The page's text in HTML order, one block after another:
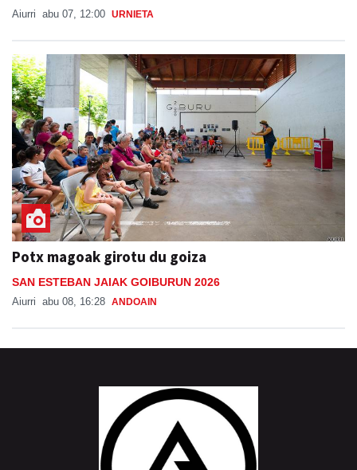
Aiurri abu 07, 12:00 URNIETA
Potx magoak girotu du goiza
SAN ESTEBAN JAIAK GOIBURUN 2026
Aiurri abu 08, 16:28 ANDOAIN